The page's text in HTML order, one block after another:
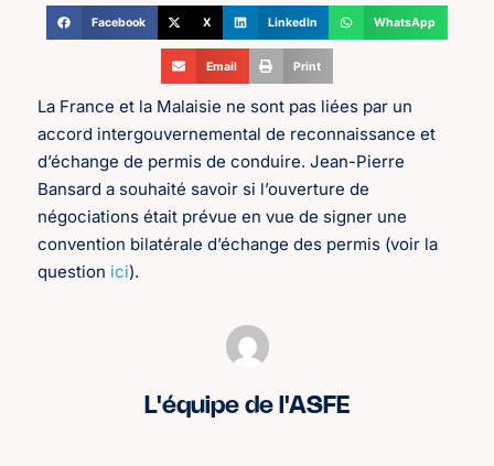
Facebook X LinkedIn WhatsApp
Email Print
La France et la Malaisie ne sont pas liées par un
accord intergouvernemental de reconnaissance et
d’échange de permis de conduire. Jean-Pierre
Bansard a souhaité savoir si l’ouverture de
négociations était prévue en vue de signer une
convention bilatérale d’échange des permis (voir la
question ici).
L'équipe de l'ASFE